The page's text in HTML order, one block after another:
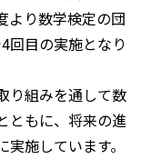
より数学検定の団
回目の実施となり
り組みを通して数
ともに、将来の進
施しています。